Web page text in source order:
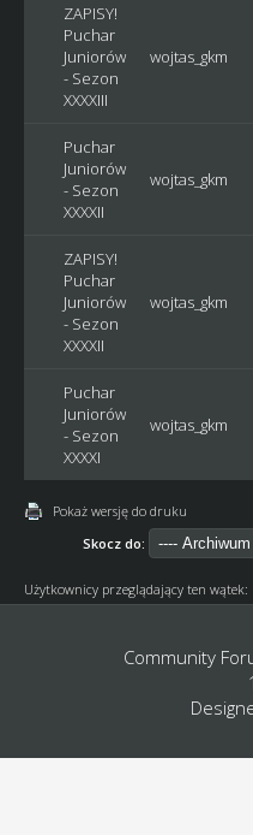
ZAPISY!
Puchar
Juniorów
- Sezon
XXXXIII
wojtas_gkm
Puchar
Juniorów
- Sezon
XXXXII
wojtas_gkm
ZAPISY!
Puchar
Juniorów
- Sezon
XXXXII
wojtas_gkm
Puchar
Juniorów
- Sezon
XXXXI
wojtas_gkm
Pokaż wersję do druku
Skocz do:
Użytkownicy przeglądający ten wątek:
Community